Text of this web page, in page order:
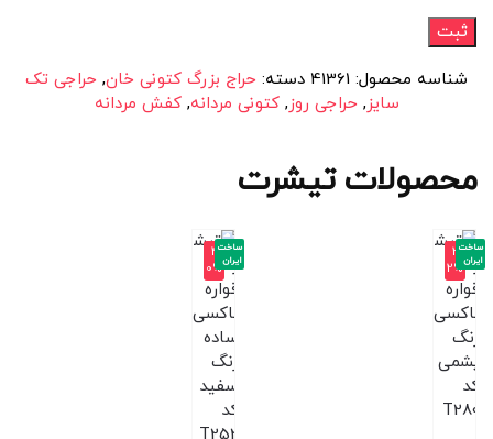
شناسه محصول: 41361 دسته: حراج بزرگ کتونی خان, حراجی تک
سایز, حراجی روز,کتونی مردانه,کفش مردانه
محصولات تیشرت
-3
2%
ساخت
ایران
-4
0%
ساخت
ایران